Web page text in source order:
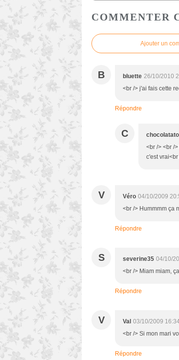
COMMENTER
Ajouter un
B bluette 26/10/2010
<br /> j'ai fais cette
Répondre
C
<br /> <br /
c'est
V Véro 04/10/2009
<br /> Hummmm ça
Répondre
S severine35 04/10/
<br /> Miam miam,
Répondre
V Val 03/10/2009
<br /> Si mon mari
Répondre